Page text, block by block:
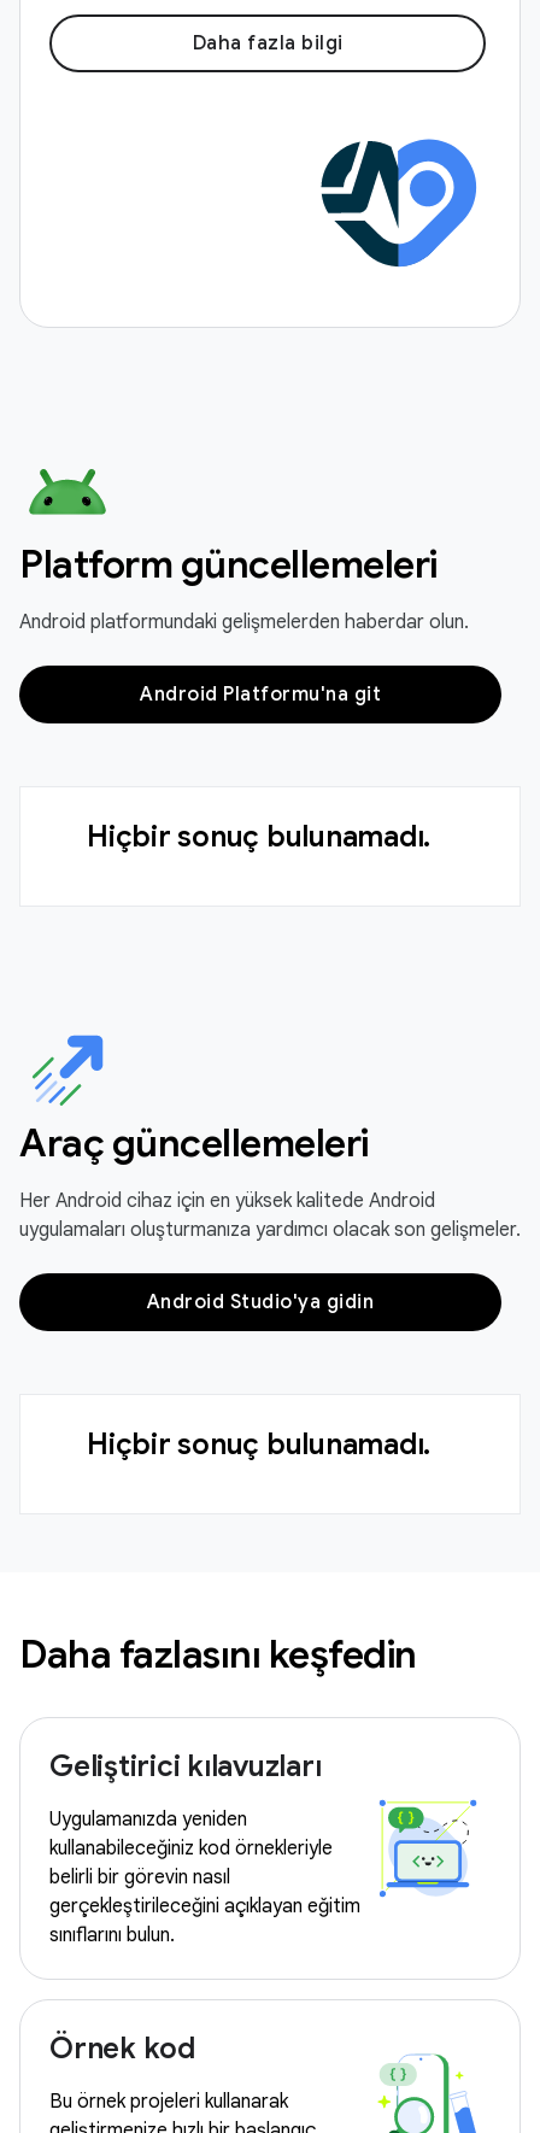
Daha fazla bilgi
Platform güncellemeleri
Android platformundaki gelişmelerden haberdar olun.
Android Platformu'na git
Hiçbir sonuç bulunamadı.
Araç güncellemeleri
Her Android cihaz için en yüksek kalitede Android
uygulamaları oluşturmanıza yardımcı olacak son gelişmeler.
Android Studio'ya gidin
Hiçbir sonuç bulunamadı.
Daha fazlasını keşfedin
Geliştirici kılavuzları
Uygulamanızda yeniden
kullanabileceğiniz kod örnekleriyle
belirli bir görevin nasıl
gerçekleştirileceğini açıklayan eğitim
sınıflarını bulun.
Örnek kod
Bu örnek projeleri kullanarak